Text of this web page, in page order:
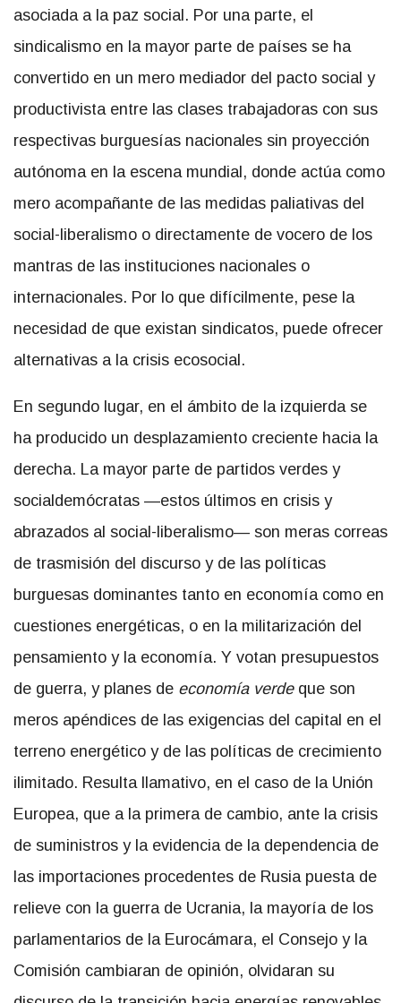
asociada a la paz social. Por una parte, el
sindicalismo en la mayor parte de países se ha
convertido en un mero mediador del pacto social y
productivista entre las clases trabajadoras con sus
respectivas burguesías nacionales sin proyección
autónoma en la escena mundial, donde actúa como
mero acompañante de las medidas paliativas del
social-liberalismo o directamente de vocero de los
mantras de las instituciones nacionales o
internacionales. Por lo que difícilmente, pese la
necesidad de que existan sindicatos, puede ofrecer
alternativas a la crisis ecosocial.
En segundo lugar, en el ámbito de la izquierda se
ha producido un desplazamiento creciente hacia la
derecha. La mayor parte de partidos verdes y
socialdemócratas —estos últimos en crisis y
abrazados al social-liberalismo— son meras correas
de trasmisión del discurso y de las políticas
burguesas dominantes tanto en economía como en
cuestiones energéticas, o en la militarización del
pensamiento y la economía. Y votan presupuestos
de guerra, y planes de economía verdeque son
meros apéndices de las exigencias del capital en el
terreno energético y de las políticas de crecimiento
ilimitado. Resulta llamativo, en el caso de la Unión
Europea, que a la primera de cambio, ante la crisis
de suministros y la evidencia de la dependencia de
las importaciones procedentes de Rusia puesta de
relieve con la guerra de Ucrania, la mayoría de los
parlamentarios de la Eurocámara, el Consejo y la
Comisión cambiaran de opinión, olvidaran su